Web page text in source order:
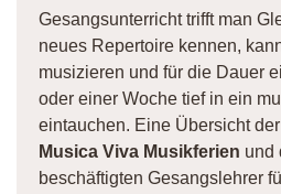
Gesangsunterricht trifft man
neues Repertoire kennen,
musizieren und für die Dauer
oder einer Woche tief in ein
eintauchen. Eine Übersicht
Musica Viva Musikferien und
beschäftigten Gesangslehrer